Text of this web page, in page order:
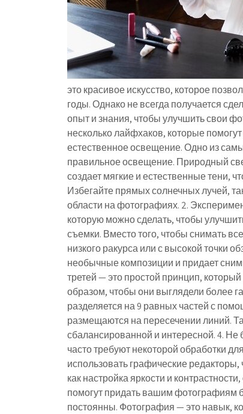
это красивое искусство, которое
годы. Однако не всегда получается
опыт и знания, чтобы улучшить свои
несколько лайфхаков, которые
естественное освещение. Одно из
правильное освещение. Природный
создает мягкие и естественные тени,
Избегайте прямых солнечных лучей,
области на фотографиях. 2.
которую можно сделать, чтобы
съемки. Вместо того, чтобы снимать
низкого ракурса или с высокой точки
необычные композиции и придает
третей — это простой принцип,
образом, чтобы они выглядели более
разделяется на 9 равных частей с
размещаются на пересечении линий.
сбалансированной и интересной. 4.
часто требуют некоторой обработки
использовать графические
как настройка яркости и
помогут придать вашим фотографиям
постоянны. Фотография — это навык,